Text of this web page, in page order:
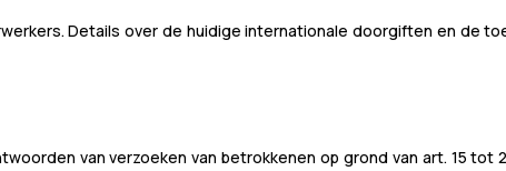
Details over de huidige internationale doorgiften en de
van verzoeken van betrokkenen op grond van art. 15 tot